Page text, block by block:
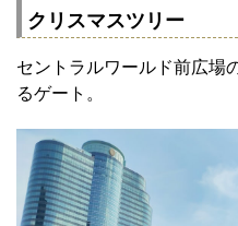
クリスマスツリー
セントラルワールド前広場
るゲート。